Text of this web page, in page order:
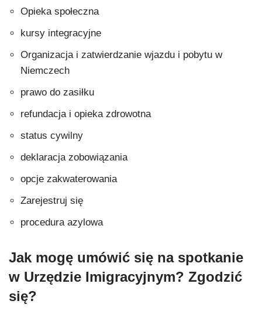
Opieka społeczna
kursy integracyjne
Organizacja i zatwierdzanie wjazdu i pobytu w
Niemczech
prawo do zasiłku
refundacja i opieka zdrowotna
status cywilny
deklaracja zobowiązania
opcje zakwaterowania
Zarejestruj się
procedura azylowa
Jak mogę umówić się na spotkanie
w Urzędzie Imigracyjnym? Zgodzić
się?